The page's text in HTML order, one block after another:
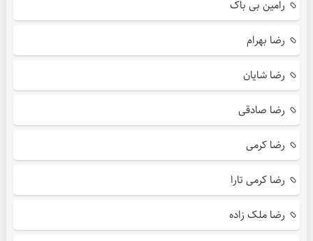
رامین بی باک
رضا بهرام
رضا شایان
رضا صادقی
رضا کرمی
رضا کرمی تارا
رضا ملک زاده